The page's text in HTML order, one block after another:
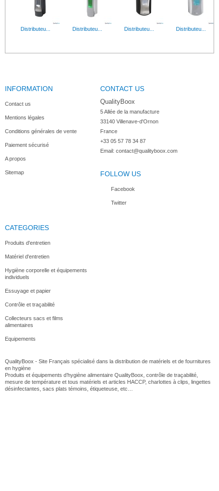
Distributeur...
Distributeur GOJO 700 ml - ADX7 Gris/Blanc Avec...
DEGRAISSANT...
DEGRAISSANT
Bobine blanche à dévidage central - 450F Papier...
Distributeu... Distributeu... Distributeu... Distributeu...
Gel...
INFORMATION
Contact us
Mentions légales
Conditions générales de vente
Paiement sécurisé
A propos
Sitemap
CONTACT US
QualityBoox
5 Allée de la manufacture
33140 Villenave-d'Ornon
France
+33 05 57 78 34 87
Email: contact@qualityboox.com
FOLLOW US
Facebook
Twitter
CATEGORIES
Produits d'entretien
Matériel d'entretien
Hygiène corporelle et équipements
individuels
Essuyage et papier
Contrôle et traçabilité
Collecteurs sacs et films
alimentaires
Equipements
QualityBoox - Site Français spécialisé dans la distribution de matériels et de fournitures
en hygiène
Produits et équipements d’hygiène alimentaire QualityBoox, contrôle de traçabilité,
mesure de température et tous matériels et articles HACCP, charlottes à clips, lingettes
désinfectantes, sacs plats témoins, étiqueteuse, etc…